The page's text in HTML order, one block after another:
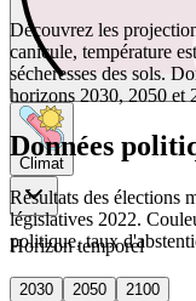
Climat
Horizon temporel
2030 2050
2100
Découvrez les
canicule, température
sécheresses des sols.
horizons 2030, 2050 et
Données
Résultats des élections
législatives 2022.
politique, taux